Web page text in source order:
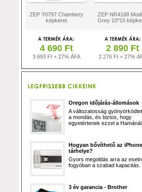
ZEP Y0797 Chambery
képkeret
ZEP NR4168
Grey 10*15
4 690 Ft
3 693 Ft + 27% ÁFA
2 890 Ft
2 276 Ft + 27%
Oregon időjárás-állomások
A változatosság
a mondás, és biztos, hogy
egyetértenek ezzel a
Hogyan bővíthető az iPhone
tárhelye?
Gyors megoldás arra az
fogyóban a szabad kapacitás.
3 év garancia - Brother